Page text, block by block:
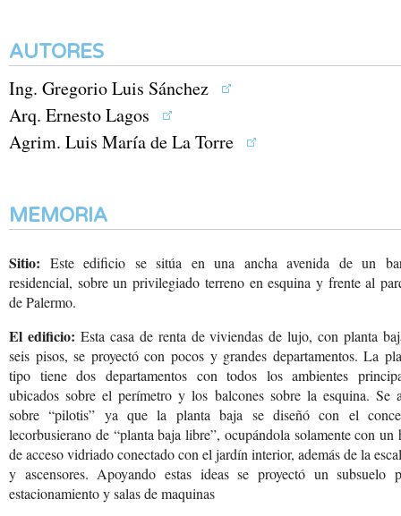
AUTORES
Ing. Gregorio Luis Sánchez
Arq. Ernesto Lagos
Agrim. Luis María de La Torre
MEMORIA
Sitio: Este edificio se sitúa en una ancha avenida de un
residencial, sobre un privilegiado terreno en esquina y frente al
de Palermo.
El edificio: Esta casa de renta de viviendas de lujo, con planta
seis pisos, se proyectó con pocos y grandes departamentos. La
tipo tiene dos departamentos con todos los ambientes
ubicados sobre el perímetro y los balcones sobre la esquina. Se
sobre “pilotis” ya que la planta baja se diseñó con el
lecorbusierano de “planta baja libre”, ocupándola solamente con un
de acceso vidriado conectado con el jardín interior, además de la
y ascensores. Apoyando estas ideas se proyectó un subsuelo
estacionamiento y salas de maquinas